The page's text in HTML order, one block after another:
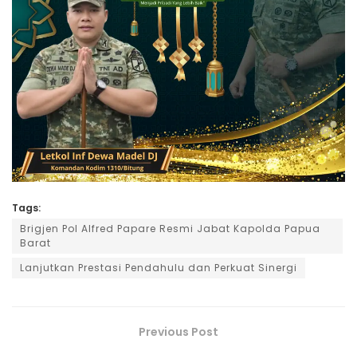
Tags:
‎Brigjen Pol Alfred Papare Resmi Jabat Kapolda Papua
Barat
Lanjutkan Prestasi Pendahulu dan Perkuat Sinergi
Previous Post